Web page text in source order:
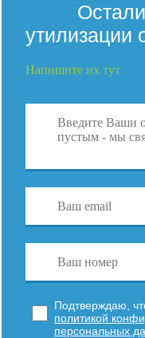
утилизации
Напишите их тут
Подтверждаю,
политикой
персональных